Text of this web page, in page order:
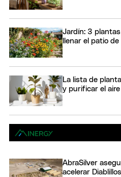
Jardín: 3
llenar el patio
La lista de
y purificar el
AbraSilver
acelerar